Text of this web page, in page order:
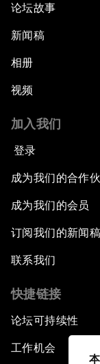
论坛故事
新闻稿
相册
视频
加入我们
登录
成为我们的合作
成为我们的会员
订阅我们的新闻稿
联系我们
快捷链接
论坛可持续性
工作机会